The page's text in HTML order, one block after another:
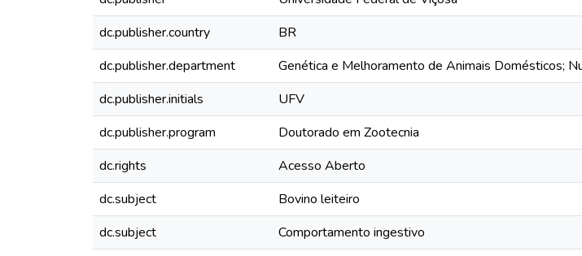
dc.publisher.country
BR
dc.publisher.department
Genética e Melhoramento de Animais Domésticos;
dc.publisher.initials
UFV
dc.publisher.program
Doutorado em Zootecnia
dc.rights
Acesso Aberto
dc.subject
Bovino leiteiro
dc.subject
Comportamento ingestivo